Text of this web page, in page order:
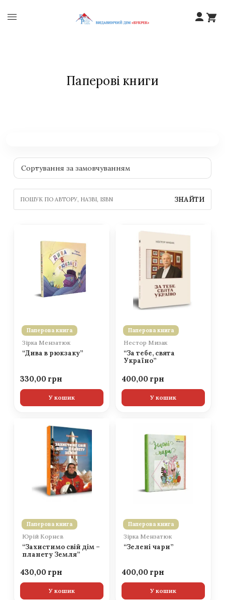
Паперові книги
ЗНАЙТИ
Паперова книга
Зірка Мензатюк
“Дива в рюкзаку”
330,00
У кошик
Паперова книга
Нестор Мизак
“За тебе, свята
Україно”
400,00
У кошик
Паперова книга
Юрій Корнєв
“Захистимо свій дім –
планету Земля”
430,00
У кошик
Паперова книга
Зірка Мензатюк
“Зелені чари”
400,00
У кошик